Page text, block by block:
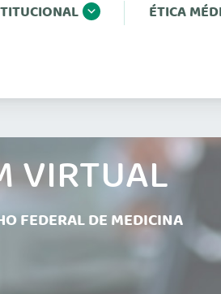
ÉTICA
VIRTUAL
FEDERAL DE MEDICINA